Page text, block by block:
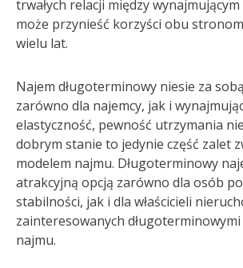
trwałych relacji między wynajmującym
może przynieść korzyści obu
wielu lat.
Najem długoterminowy niesie za
zarówno dla najemcy, jak i
elastyczność, pewność utrzymania
dobrym stanie to jedynie część zalet
modelem najmu. Długoterminowy
atrakcyjną opcją zarówno dla osób
stabilności, jak i dla właścicieli
zainteresowanych
najmu.